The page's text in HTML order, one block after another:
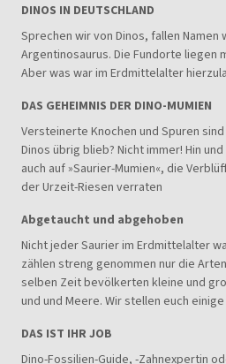
DINOS IN DEUTSCHLAND
Sprechen wir von Dinos, fallen Namen
Argentinosaurus. Die Fundorte liegen
Aber was war im Erdmittelalter
DAS GEHEIMNIS DER DINO-MUMIEN
Versteinerte Knochen und Spuren
Dinos übrig blieb? Nicht immer! Hin
auch auf »Saurier-Mumien«, die
der Urzeit-Riesen verraten
Abgetaucht und abgehoben
Nicht jeder Saurier im Erdmittelalter
zählen streng genommen nur die
selben Zeit bevölkerten kleine und
und und Meere. Wir stellen euch
DAS IST IHR JOB
Dino-Fossilien-Guide, -Zahnexpertin